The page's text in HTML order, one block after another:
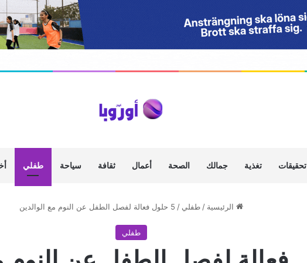
تحقيقات تغذية جمالك الصحة أعمال ثقافة سياحة طفلي
الرئيسية / طفلي / 5 حلول فعالة لفصل الطفل عن النوم مع الوالدين
طفلي